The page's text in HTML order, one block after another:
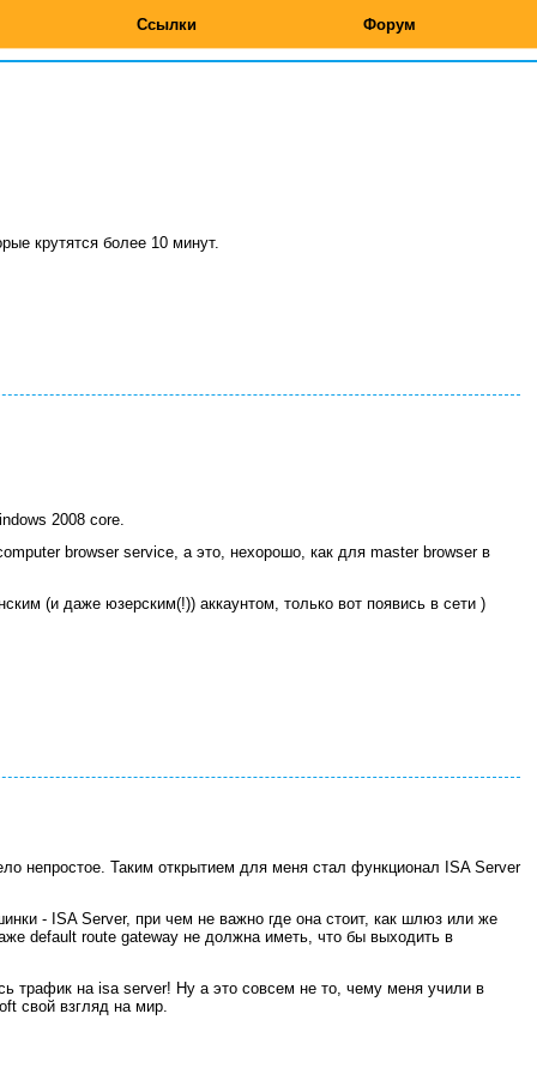
Ссылки Форум
крутятся более 10 минут.
2008 core.
browser service, а это, нехорошо, как для master browser в
(и даже юзерским(!)) аккаунтом, только вот появись в сети )
непростое. Таким открытием для меня стал функционал ISA Server
- ISA Server, при чем не важно где она стоит, как шлюз или же
default route gateway не должна иметь, что бы выходить в
трафик на isa server! Ну а это совсем не то, чему меня учили в
свой взгляд на мир.